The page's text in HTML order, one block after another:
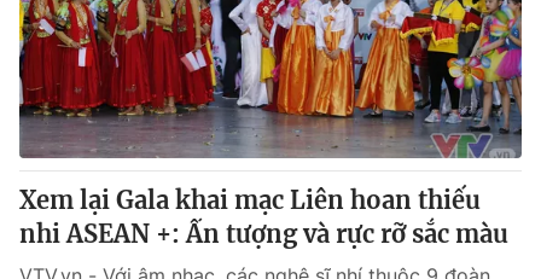
cấp ngày 29/12/2023
Tổng Biên tập: Vũ Thanh Thủy
Phó Tổng Biên tập:Nguyễn Thị Mỹ Hạnh, Phạm Quốc Thắng,
Nguyễn Trọng Ninh
Tổng đài VTV:024.38 355 931 - 024.38 355 932
Ðiện thoại Thời báo VTV:
024.66 897 897
Email:
toasoan@vtv.vn
024-7300.7108
Xem lại Gala khai mạc Liên hoan thiếu
nhi ASEAN +: Ấn tượng và rực rỡ sắc màu